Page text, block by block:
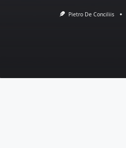
Pietro De Conciliis